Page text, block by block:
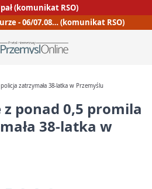
(komunikat RSO)
- 06/07.08… (komunikat RSO)
zatrzymała 38-latka w Przemyślu
ponad 0,5 promila
38-latka w